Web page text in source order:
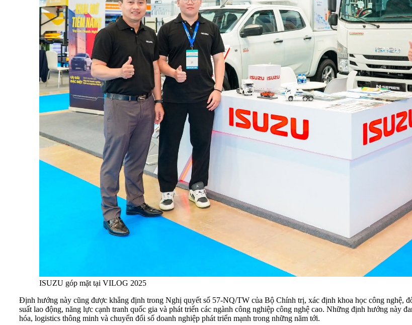
ISUZU góp mặt tại VILOG 2025
Định hướng này cũng được khẳng định trong Nghị quyết số 57-NQ/TW của Bộ Chính trị, xác định khoa học công nghệ,
suất lao động, năng lực cạnh tranh quốc gia và phát triển các ngành công nghiệp công nghệ cao. Những định hướng này
hóa, logistics thông minh và chuyển đổi số doanh nghiệp phát triển mạnh trong những năm tới.